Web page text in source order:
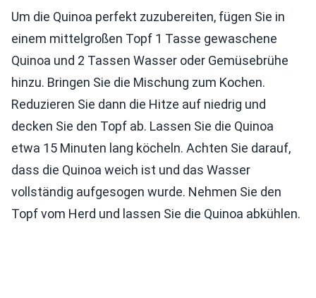
Um die Quinoa perfekt zuzubereiten, fügen Sie in
einem mittelgroßen Topf 1 Tasse gewaschene
Quinoa und 2 Tassen Wasser oder Gemüsebrühe
hinzu. Bringen Sie die Mischung zum Kochen.
Reduzieren Sie dann die Hitze auf niedrig und
decken Sie den Topf ab. Lassen Sie die Quinoa
etwa 15 Minuten lang köcheln. Achten Sie darauf,
dass die Quinoa weich ist und das Wasser
vollständig aufgesogen wurde. Nehmen Sie den
Topf vom Herd und lassen Sie die Quinoa abkühlen.